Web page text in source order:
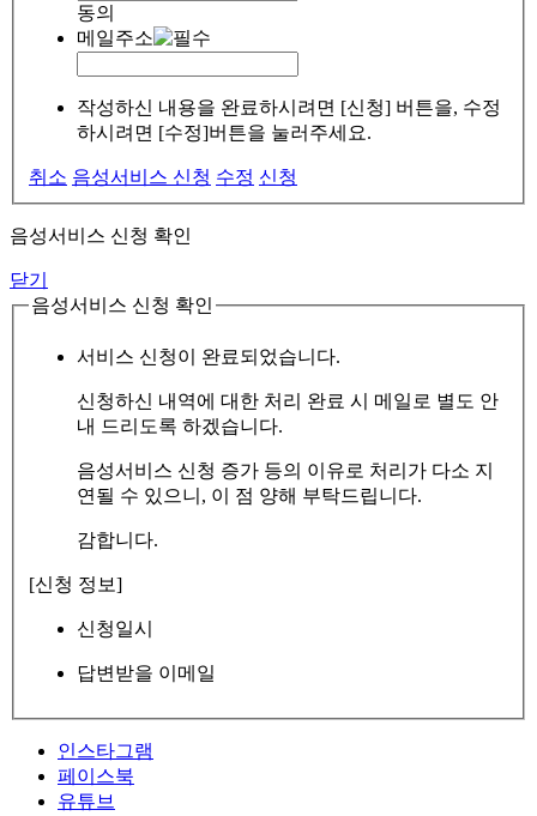
동의
메일주소
작성하신 내용을 완료하시려면 [신청] 버튼을, 수정
하시려면 [수정]버튼을 눌러주세요.
취소 음성서비스 신청 수정 신청
음성서비스 신청 확인
닫기
음성서비스 신청 확인
서비스 신청이 완료되었습니다.
신청하신 내역에 대한 처리 완료 시 메일로 별도 안
내 드리도록 하겠습니다.
음성서비스 신청 증가 등의 이유로 처리가 다소 지
연될 수 있으니, 이 점 양해 부탁드립니다.
감합니다.
[신청 정보]
신청일시
답변받을 이메일
인스타그램
페이스북
유튜브